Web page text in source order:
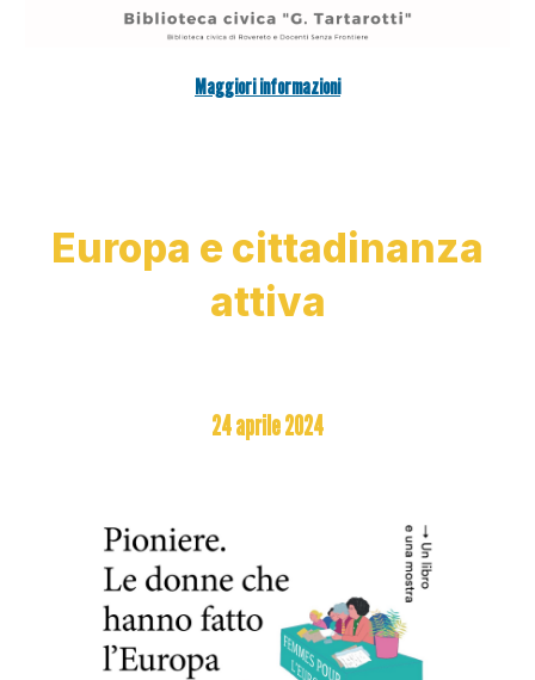
Maggiori informazioni
Europa e cittadinanza
attiva
24 aprile 2024